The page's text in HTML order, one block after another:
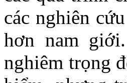
các nghiên
hơn nam
nghiêm trọng